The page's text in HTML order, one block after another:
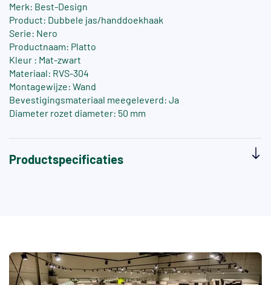
Merk: Best-Design
Product: Dubbele jas/handdoekhaak
Serie: Nero
Productnaam: Platto
Kleur : Mat-zwart
Materiaal: RVS-304
Montagewijze: Wand
Bevestigingsmateriaal meegeleverd: Ja
Diameter rozet diameter: 50 mm
Productspecificaties